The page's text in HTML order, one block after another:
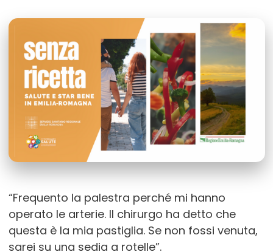
“Frequento la palestra perché mi hanno
operato le arterie. Il chirurgo ha detto che
questa è la mia pastiglia. Se non fossi venuta,
sarei su una sedia a rotelle”.